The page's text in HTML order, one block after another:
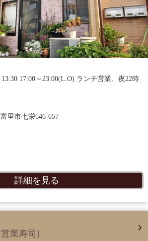
17:00～23:00(L.O) ランチ営業、夜22時
里市七栄646-657
詳細を見る
業寿司]